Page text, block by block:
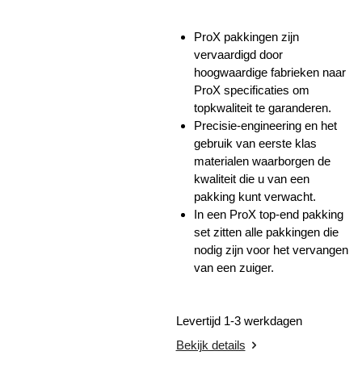
ProX pakkingen zijn
vervaardigd door
hoogwaardige fabrieken naar
ProX specificaties om
topkwaliteit te garanderen.
Precisie-engineering en het
gebruik van eerste klas
materialen waarborgen de
kwaliteit die u van een
pakking kunt verwacht.
In een ProX top-end pakking
set zitten alle pakkingen die
nodig zijn voor het vervangen
van een zuiger.
Levertijd 1-3 werkdagen
Bekijk details